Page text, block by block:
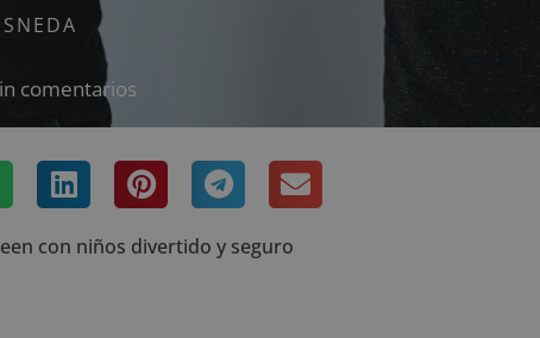
comentarios
con niños divertido y seguro